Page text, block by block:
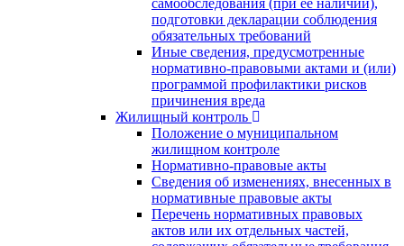
подготовки декларации соблюдения
обязательных требований
Иные сведения, предусмотренные
нормативно-правовыми актами и (или)
программой профилактики рисков
причинения вреда
Жилищный контроль
Положение о муниципальном
жилищном контроле
Нормативно-правовые акты
Сведения об изменениях, внесенных в
нормативные правовые акты
Перечень нормативных правовых
актов или их отдельных частей,